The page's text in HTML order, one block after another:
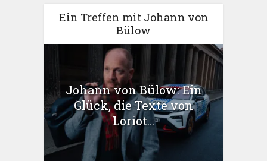
Ein Treffen mit Johann von
Bülow
Johann von Bülow: Ein
Glück, die Texte von
Loriot...